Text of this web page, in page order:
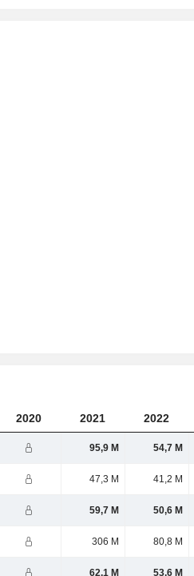
2020 2021 2022
95,9 M 54,7 M
47,3 M 41,2 M
59,7 M 50,6 M
306 M 80,8 M
62,1 M 53,6 M